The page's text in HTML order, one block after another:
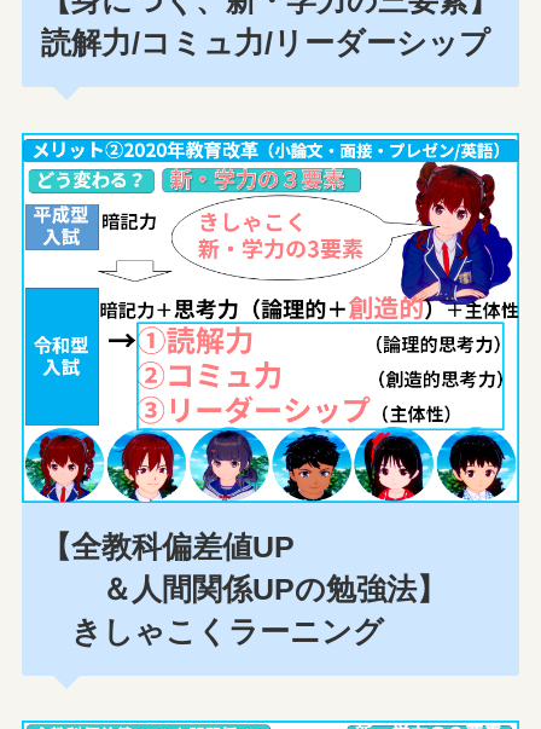
読解力/コミュ力/リーダーシップ
【全教科偏差値UP
＆人間関係UPの勉強法】
きしゃこくラーニング